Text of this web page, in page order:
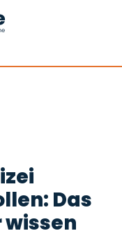
Das